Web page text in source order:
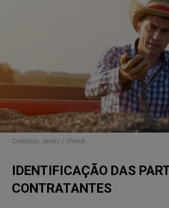
Créditos: Jevtic / iStock
IDENTIFICAÇÃO DAS